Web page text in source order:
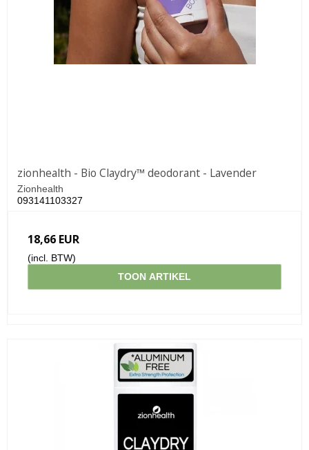
zionhealth - Bio Claydry™ deodorant - Lavender
Zionhealth
093141103327
18,66 EUR
(incl. BTW)
TOON ARTIKEL